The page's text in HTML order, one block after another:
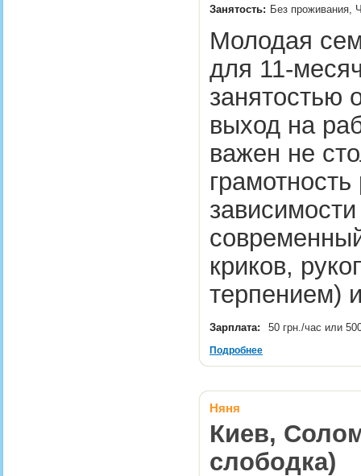
Занятость: Без проживания,
Молодая
для 11-
занятостью
выход на
важен не
криков,
терпением)
Зарплата: 50 грн./час или
Подробнее
Няня
Киев,
слободка)